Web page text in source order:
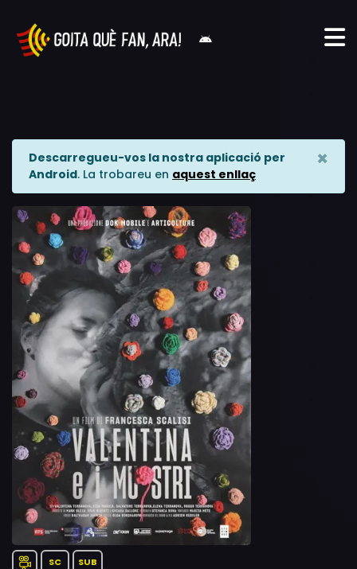
Descarregueu-vos la nostra aplicació per
Android. La trobareu en aquest enllaç
×
SC SUB